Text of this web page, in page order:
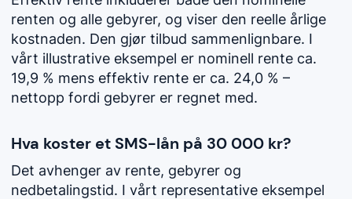
renten og alle gebyrer, og viser den reelle årlige
kostnaden. Den gjør tilbud sammenlignbare. I
vårt illustrative eksempel er nominell rente ca.
19,9 % mens effektiv rente er ca. 24,0 % –
nettopp fordi gebyrer er regnet med.
Hva koster et SMS-lån på 30 000 kr?
Det avhenger av rente, gebyrer og
nedbetalingstid. I vårt representative eksempel